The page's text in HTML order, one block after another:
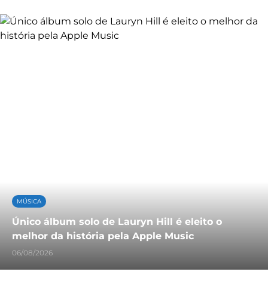
MÚSICA
Único álbum solo de Lauryn Hill é eleito o
melhor da história pela Apple Music
06/08/2026